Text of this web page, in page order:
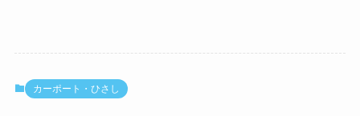
カーポート・ひさし